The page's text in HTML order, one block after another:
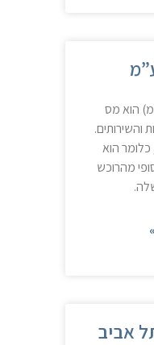
הוא מס
והשירותים.
הוא
מהרוכש
אביב